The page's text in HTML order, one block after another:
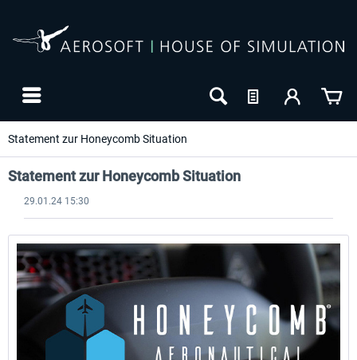
Statement zur Honeycomb Situation
Statement zur Honeycomb Situation
29.01.24 15:30